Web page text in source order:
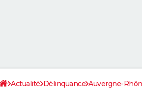
Actualité Délinquance Auvergne-